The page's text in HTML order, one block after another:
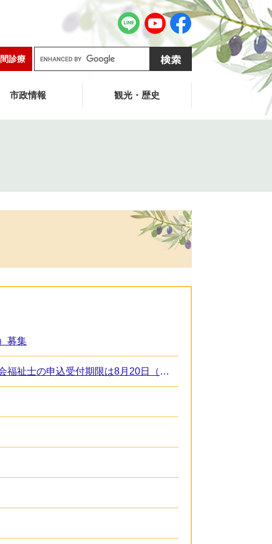
診療
g
e
市政情報 観光・歴史
募集
職員採用情報～瀬戸内市職員募集中 一般事務職・土木技術職・保健師・社会福祉士の申込受付期限は8月20日（木曜日）です！～